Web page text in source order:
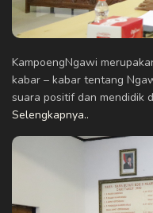
KampoengNgawi
kabar – kabar tentang
suara positif dan mendidik
Selengkapnya..